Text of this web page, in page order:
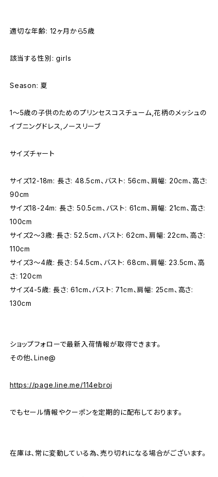
適切な年齢: 12ヶ月から5歳
該当する性別: girls
Season: 夏
1〜5歳の子供のためのプリンセスコスチューム,花柄のメッシュの
イブニングドレス,ノースリーブ
サイズチャート
サイズ12-18m: 長さ: 48.5cm、バスト: 56cm、肩幅: 20cm、高さ:
90cm
サイズ18-24m: 長さ: 50.5cm、バスト: 61cm、肩幅: 21cm、高さ:
100cm
サイズ2〜3歳: 長さ: 52.5cm、バスト: 62cm、肩幅: 22cm、高さ:
110cm
サイズ3〜4歳: 長さ: 54.5cm、バスト: 68cm、肩幅: 23.5cm、高
さ: 120cm
サイズ4-5歳: 長さ: 61cm、バスト: 71cm、肩幅: 25cm、高さ:
130cm
ショップフォローで最新入荷情報が取得できます。
その他、Line@
https://page.line.me/114ebroj
でもセール情報やクーポンを定期的に配布しております。
在庫は、常に変動している為、売り切れになる場合がございます。